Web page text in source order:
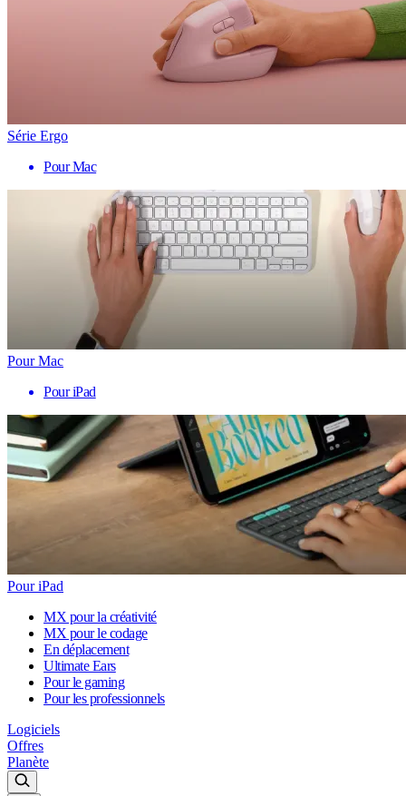
Série Ergo
Pour Mac
Pour Mac
Pour iPad
Pour iPad
MX pour la créativité
MX pour le codage
En déplacement
Ultimate Ears
Pour le gaming
Pour les professionnels
Logiciels
Offres
Planète